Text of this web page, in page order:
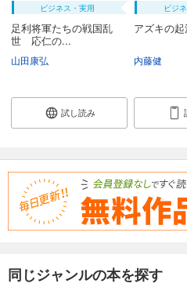
ビジネス・実用
足利将軍たちの戦国乱
世 応仁の...
山田康弘
試し読み
ビジ
アズキの
内藤健
同じジャンルの本を探す